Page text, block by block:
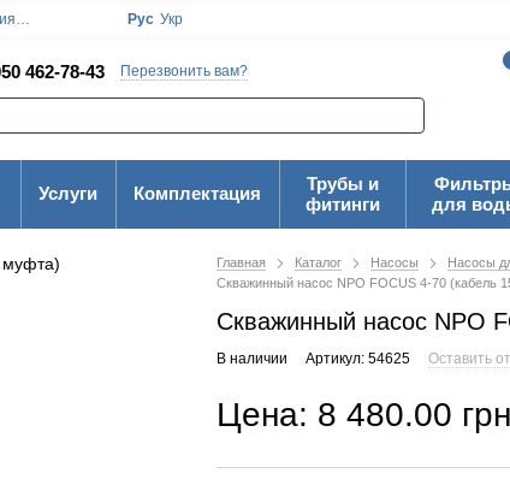
Пользовательское соглашение
Рус Укр
462-78-43 Перезвонить вам?
Услуги Комплектация
Трубы и
фитинги
для
Главная Каталог Насосы
Насосы
Скважинный насос NPO FOCUS 4-70 (кабель
Скважинный насос NPO
В наличии Артикул: 54625 Оставить
Цена: 8 480.00 грн